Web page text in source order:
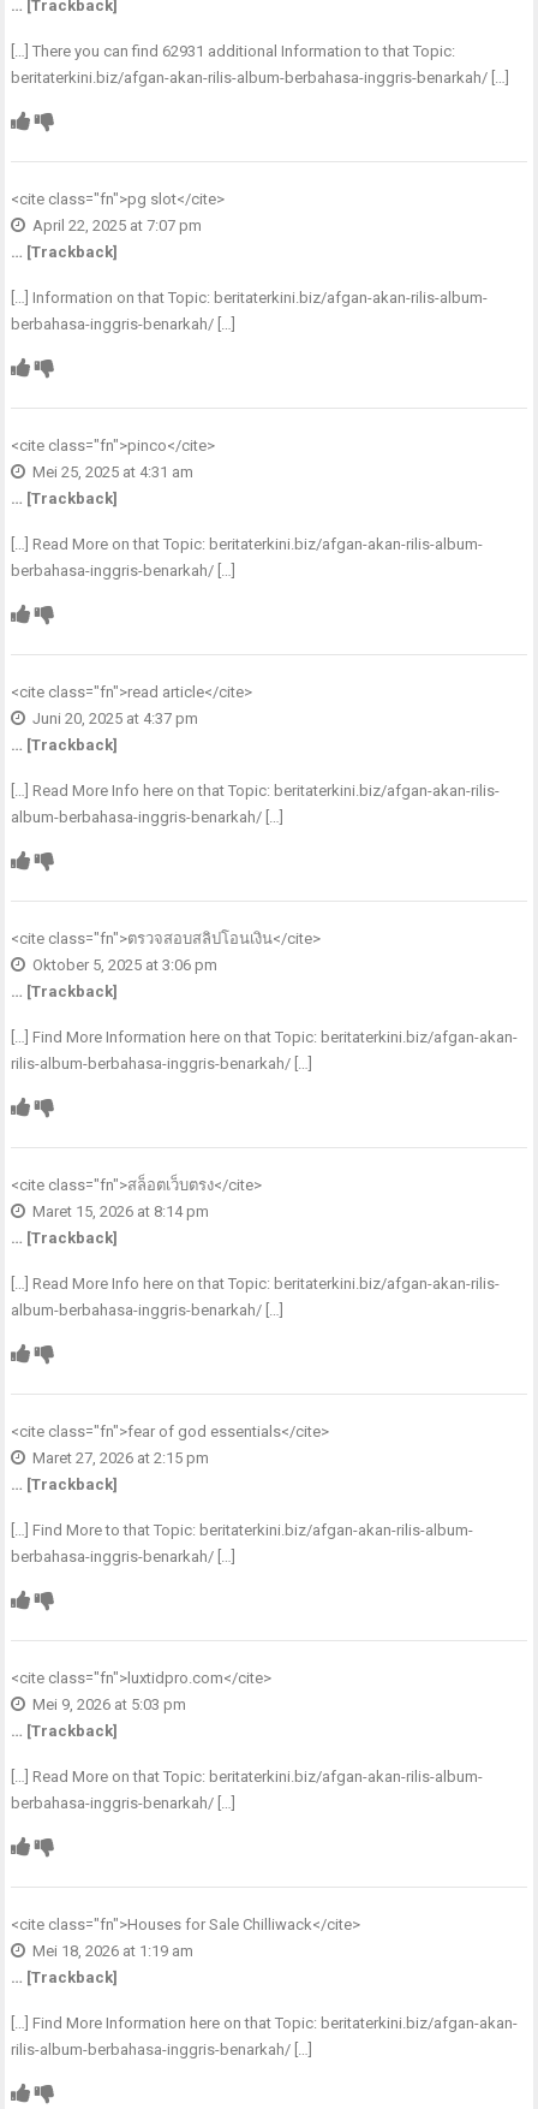
… [Trackback]
[…] There you can find 62931 additional Information to that Topic:
beritaterkini.biz/afgan-akan-rilis-album-berbahasa-inggris-benarkah/ […]
<cite class="fn">pg slot</cite>
April 22, 2025 at 7:07 pm
… [Trackback]
[…] Information on that Topic: beritaterkini.biz/afgan-akan-rilis-album-
berbahasa-inggris-benarkah/ […]
<cite class="fn">pinco</cite>
Mei 25, 2025 at 4:31 am
… [Trackback]
[…] Read More on that Topic: beritaterkini.biz/afgan-akan-rilis-album-
berbahasa-inggris-benarkah/ […]
<cite class="fn">read article</cite>
Juni 20, 2025 at 4:37 pm
… [Trackback]
[…] Read More Info here on that Topic: beritaterkini.biz/afgan-akan-rilis-
album-berbahasa-inggris-benarkah/ […]
<cite class="fn">ตรวจสอบสลิปโอนเงิน</cite>
Oktober 5, 2025 at 3:06 pm
… [Trackback]
[…] Find More Information here on that Topic: beritaterkini.biz/afgan-akan-
rilis-album-berbahasa-inggris-benarkah/ […]
<cite class="fn">สล็อตเว็บตรง</cite>
Maret 15, 2026 at 8:14 pm
… [Trackback]
[…] Read More Info here on that Topic: beritaterkini.biz/afgan-akan-rilis-
album-berbahasa-inggris-benarkah/ […]
<cite class="fn">fear of god essentials</cite>
Maret 27, 2026 at 2:15 pm
… [Trackback]
[…] Find More to that Topic: beritaterkini.biz/afgan-akan-rilis-album-
berbahasa-inggris-benarkah/ […]
<cite class="fn"> luxtidpro.com</cite>
Mei 9, 2026 at 5:03 pm
… [Trackback]
[…] Read More on that Topic: beritaterkini.biz/afgan-akan-rilis-album-
berbahasa-inggris-benarkah/ […]
<cite class="fn">Houses for Sale Chilliwack</cite>
Mei 18, 2026 at 1:19 am
… [Trackback]
[…] Find More Information here on that Topic: beritaterkini.biz/afgan-akan-
rilis-album-berbahasa-inggris-benarkah/ […]